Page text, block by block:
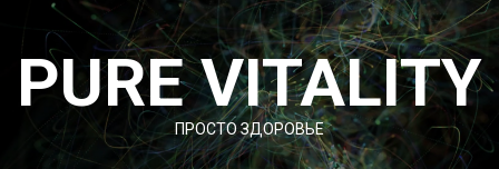
Перейти
содержимому
PURE VITALITY
ПРОСТО ЗДОРОВЬЕ